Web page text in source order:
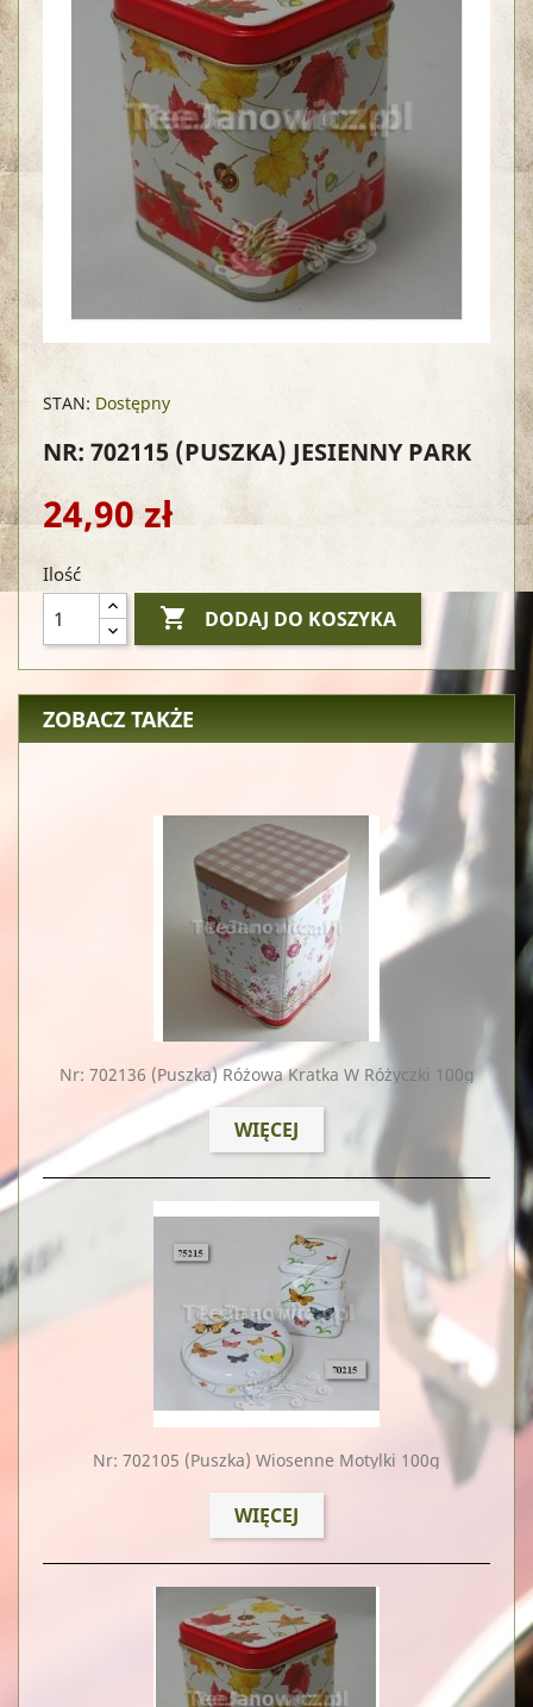
STAN: Dostępny
NR: 702115 (PUSZKA) JESIENNY PARK
24,90 zł
Ilość
 DODAJ DO KOSZYKA
ZOBACZ TAKŻE
Nr: 702136 (puszka) Różowa Kratka W Różyczki 100g
WIĘCEJ
Nr: 702105 (puszka) Wiosenne Motylki 100g
WIĘCEJ